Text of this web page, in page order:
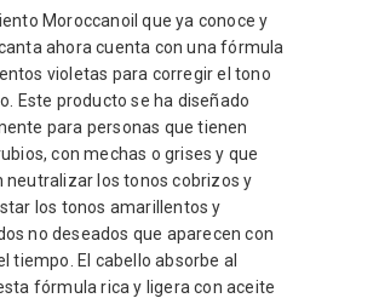
Moroccanoil que ya conoce y
ahora cuenta con una fórmula
violetas para corregir el tono
Este producto se ha diseñado
para personas que tienen
con mechas o grises y que
neutralizar los tonos cobrizos y
los tonos amarillentos y
no deseados que aparecen con
tiempo. El cabello absorbe al
fórmula rica y ligera con aceite